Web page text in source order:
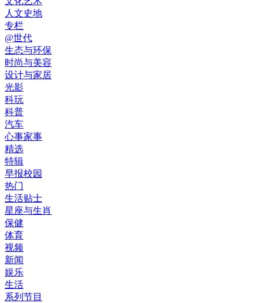
人文史地
专栏
@世代
生态与环保
时尚与美容
设计与家居
光影
科玩
科普
汽车
心事家事
精选
特辑
早报校园
热门
生活贴士
星座与生肖
保健
体育
视频
新闻
娱乐
生活
系列节目